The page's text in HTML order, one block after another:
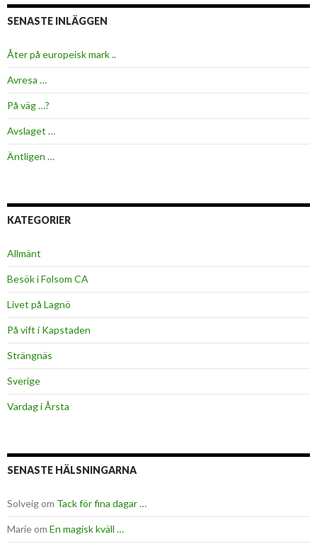
SENASTE INLÄGGEN
Åter på europeisk mark ..
Avresa …
På väg …?
Avslaget …
Äntligen …
KATEGORIER
Allmänt
Besök i Folsom CA
Livet på Lagnö
På vift i Kapstaden
Strängnäs
Sverige
Vardag i Årsta
SENASTE HÄLSNINGARNA
Solveigom Tack för fina dagar …
Marieom En magisk kväll …